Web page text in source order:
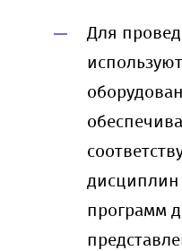
Для
дисциплин
программ